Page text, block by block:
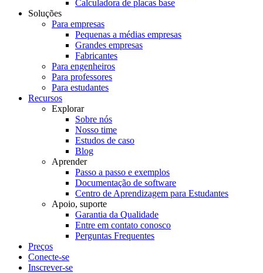
Calculadora de placas base
Soluções
Para empresas
Pequenas a médias empresas
Grandes empresas
Fabricantes
Para engenheiros
Para professores
Para estudantes
Recursos
Explorar
Sobre nós
Nosso time
Estudos de caso
Blog
Aprender
Passo a passo e exemplos
Documentação de software
Centro de Aprendizagem para Estudantes
Apoio, suporte
Garantia da Qualidade
Entre em contato conosco
Perguntas Frequentes
Preços
Conecte-se
Inscrever-se